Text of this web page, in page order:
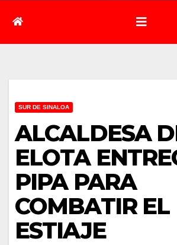
SUR DE SINALOA
ALCALDESA
ELOTA
PIPA PARA
COMBATIR EL
ESTIAJE